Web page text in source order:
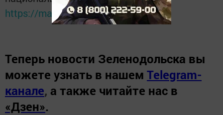
https://max.ru/tatmedia
Теперь новости Зеленодольска вы
можете узнать в нашем Telegram-
канале, а также читайте нас в
«Дзен».